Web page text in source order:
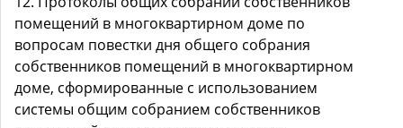
помещений в многоквартирном доме по
вопросам повестки дня общего собрания
собственников помещений в многоквартирном
доме, сформированные с использованием
системы общим собранием собственников